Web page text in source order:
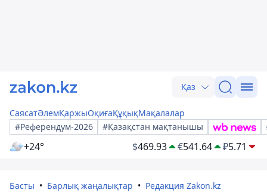
Қаз
СаясатӘлемҚаржыОқиғаҚұқықМақалалар
#Референдум-2026
#Қазақстан мақтанышы
+24° $469.93 €541.64 ₽5.71
Басты Барлық жаңалықтар Редакция Zakon.kz